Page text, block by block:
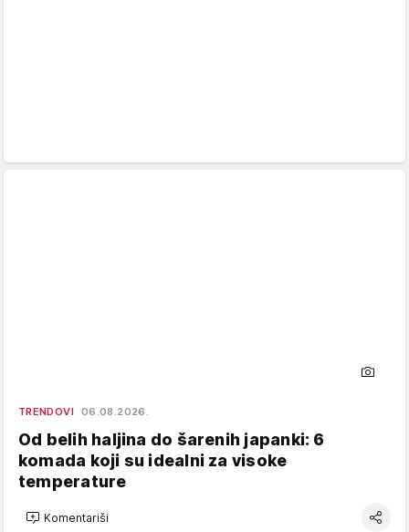
TRENDOVI 06.08.2026.
Od belih haljina do šarenih japanki: 6
komada koji su idealni za visoke
temperature
Komentariši